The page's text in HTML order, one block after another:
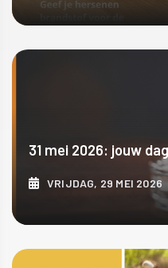
31 mei 2026: jouw
VRIJDAG, 29 MEI 2026